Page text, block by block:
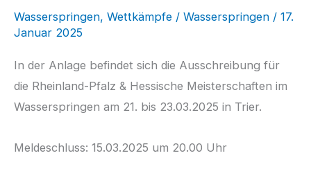
Wasserspringen, Wettkämpfe / Wasserspringen / 17.
Januar 2025
In der Anlage befindet sich die Ausschreibung für
die Rheinland-Pfalz & Hessische Meisterschaften im
Wasserspringen am 21. bis 23.03.2025 in Trier.
Meldeschluss: 15.03.2025 um 20.00 Uhr